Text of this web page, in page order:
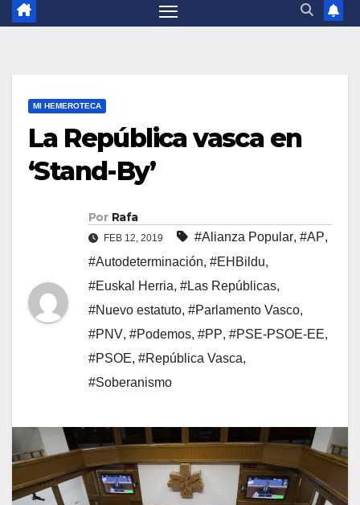
MI HEMEROTECA
La República vasca en
‘Stand-By’
Por Rafa
FEB 12, 2019 #Alianza Popular, #AP,
#Autodeterminación, #EHBildu,
#Euskal Herria, #Las Repúblicas,
#Nuevo estatuto, #Parlamento Vasco,
#PNV, #Podemos, #PP, #PSE-PSOE-EE,
#PSOE, #República Vasca,
#Soberanismo